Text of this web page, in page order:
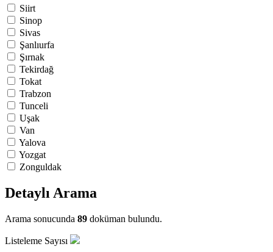
Siirt
Sinop
Sivas
Şanlıurfa
Şırnak
Tekirdağ
Tokat
Trabzon
Tunceli
Uşak
Van
Yalova
Yozgat
Zonguldak
Detaylı Arama
Arama sonucunda 89 doküman bulundu.
Listeleme Sayısı